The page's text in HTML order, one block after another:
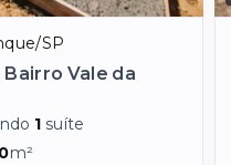
SP
Vale da
1 suíte
m²